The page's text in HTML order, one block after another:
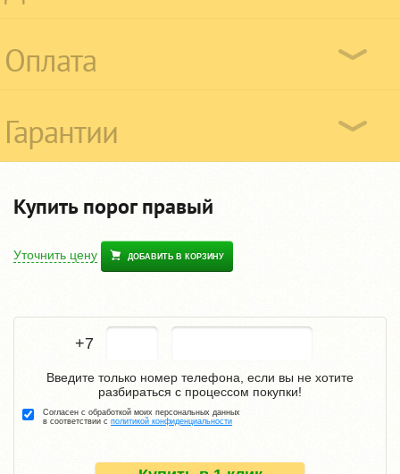
Оплата
Гарантии
Купить порог правый
Уточнить цену ДОБАВИТЬ В КОРЗИНУ
+7
Введите только номер телефона, если вы не хотите
разбираться с процессом покупки!
Согласен с обработкой моих персональных данных
в соответствии с политикой конфиденциальности